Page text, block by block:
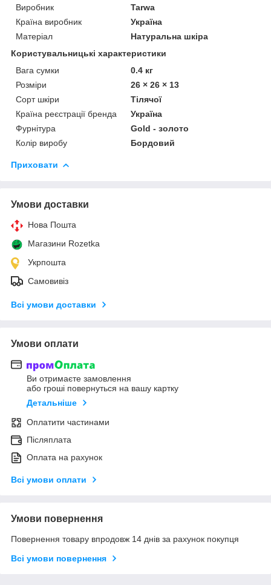
Виробник
Tarwa
Країна виробник
Україна
Матеріал
Натуральна шкіра
Користувальницькі характеристики
Вага сумки
0.4 кг
Розміри
26 × 26 × 13
Сорт шкіри
Тілячої
Країна реєстрації бренда
Україна
Фурнітура
Gold - золото
Колір виробу
Бордовий
Приховати
Умови доставки
Нова Пошта
Магазини Rozetka
Укрпошта
Самовивіз
Всі умови доставки
Умови оплати
Ви отримаєте замовлення
або гроші повернуться на вашу картку
Детальніше
Оплатити частинами
Післяплата
Оплата на рахунок
Всі умови оплати
Умови повернення
Повернення товару впродовж 14 днів за рахунок покупця
Всі умови повернення